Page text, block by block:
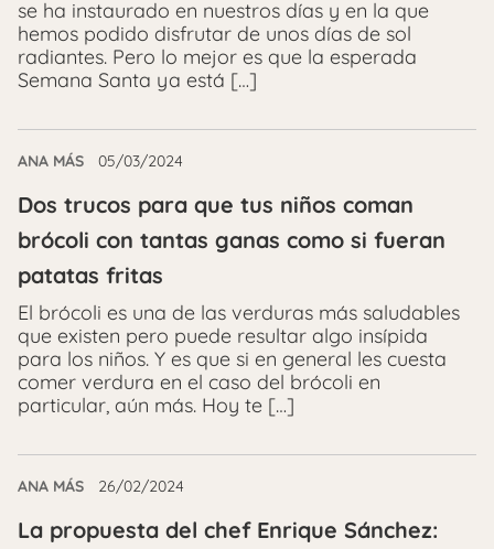
se ha instaurado en nuestros días y en la que
hemos podido disfrutar de unos días de sol
radiantes. Pero lo mejor es que la esperada
Semana Santa ya está […]
ANA MÁS 05/03/2024
Dos trucos para que tus niños coman
brócoli con tantas ganas como si fueran
patatas fritas
El brócoli es una de las verduras más saludables
que existen pero puede resultar algo insípida
para los niños. Y es que si en general les cuesta
comer verdura en el caso del brócoli en
particular, aún más. Hoy te […]
ANA MÁS 26/02/2024
La propuesta del chef Enrique Sánchez: